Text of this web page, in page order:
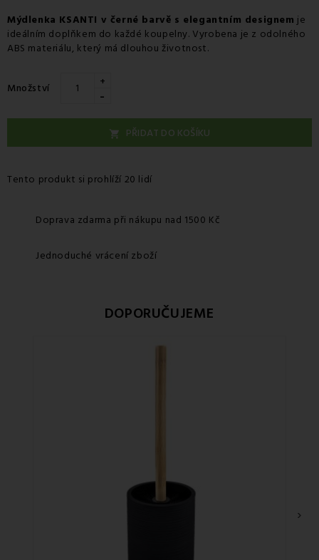
Mýdlenka KSANTI v černé barvě s elegantním designem je
ideálním doplňkem do každé koupelny. Vyrobena je z odolného
ABS materiálu, který má dlouhou životnost.
Množství +
-
 PŘIDAT DO KOŠÍKU
Tento produkt si prohlíží 20 lidí
Doprava zdarma při nákupu nad 1500 Kč
Jednoduché vrácení zboží
DOPORUČUJEME
›